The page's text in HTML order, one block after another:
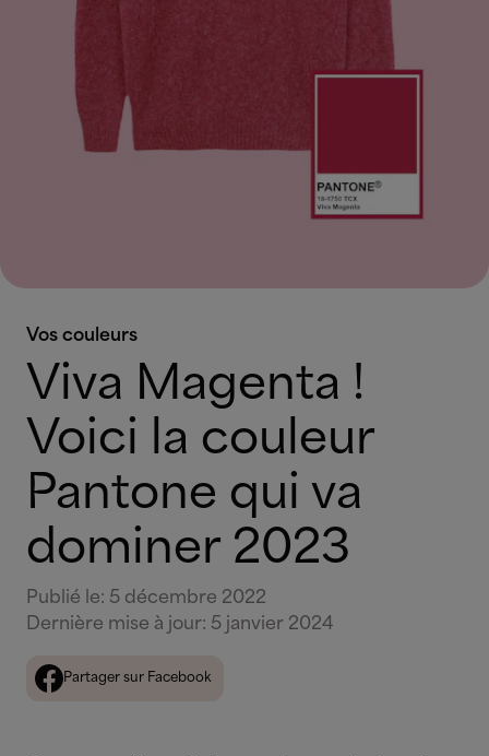
Vos couleurs
Viva Magenta !
Voici la couleur
Pantone qui va
dominer 2023
Publié le: 5 décembre 2022
Dernière mise à jour: 5 janvier 2024
Partager sur Facebook